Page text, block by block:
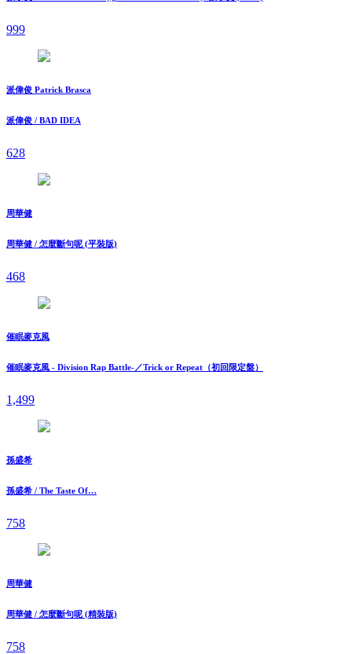
999
派偉俊 Patrick Brasca
派偉俊 / BAD IDEA
628
周華健
周華健 / 怎麼斷句呢 (平裝版)
468
催眠麥克風
催眠麥克風 - Division Rap Battle-／Trick or Repeat（初回限定盤）
1,499
孫盛希
孫盛希 / The Taste Of…
758
周華健
周華健 / 怎麼斷句呢 (精裝版)
758